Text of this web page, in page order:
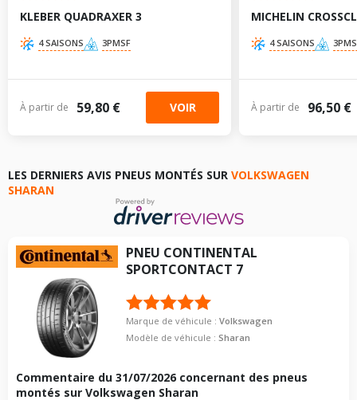
KLEBER QUADRAXER 3
4 SAISONS 3PMSF
À partir de 59,80 € VOIR
MICHELIN
4 SAISONS
À partir de 96,50 €
LES DERNIERS AVIS PNEUS MONTÉS SUR VOLKSWAGEN
SHARAN
PNEU CONTINENTAL
SPORTCONTACT 7
Marque de véhicule :Volkswagen
Modèle de véhicule :Sharan
Commentaire du 31/07/2026 concernant des pneus
montés sur Volkswagen Sharan